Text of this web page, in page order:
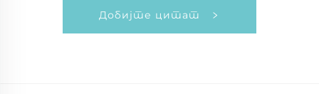
Добијте цитат